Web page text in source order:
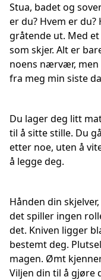
Stua, badet og
er du? Hvem er du?
gråtende ut. Med
som skjer. Alt er
noens nærvær, men
fra meg min siste
Du lager deg litt
til å sitte stille. Du
etter noe, uten å
å legge deg.
Hånden din
det spiller ingen
det. Kniven ligger
bestemt deg.
magen. Ømt
Viljen din til å gjøre